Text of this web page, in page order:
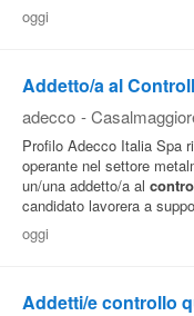
Offerte
Area
Aziende
oggi
Addetto/a al
adecco -
Profilo Adecco Italia Spa
operante nel settore
un/una addetto/a al
candidato lavorera a
oggi
Addetti/e controllo